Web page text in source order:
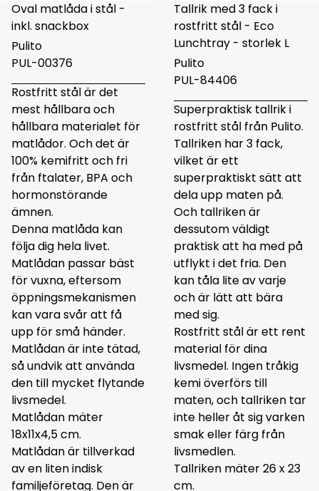
Oval matlåda i stål -
inkl. snackbox
Pulito
PUL-00376
Rostfritt stål är det
mest hållbara och
hållbara materialet för
matlådor. Och det är
100% kemifritt och fri
från ftalater, BPA och
hormonstörande
ämnen.
Denna matlåda kan
följa dig hela livet.
Matlådan passar bäst
för vuxna, eftersom
öppningsmekanismen
kan vara svår att få
upp för små händer.
Matlådan är inte tätad,
så undvik att använda
den till mycket flytande
livsmedel.
Matlådan mäter
18x11x4,5 cm.
Matlådan är tillverkad
av en liten indisk
familjeföretag. Den är
Tallrik med 3 fack i
rostfritt stål - Eco
Lunchtray - storlek L
Pulito
PUL-84406
Superpraktisk tallrik i
rostfritt stål från Pulito.
Tallriken har 3 fack,
vilket är ett
superpraktiskt sätt att
dela upp maten på.
Och tallriken är
dessutom väldigt
praktisk att ha med på
utflykt i det fria. Den
kan tåla lite av varje
och är lätt att bära
med sig.
Rostfritt stål är ett rent
material för dina
livsmedel. Ingen tråkig
kemi överförs till
maten, och tallriken tar
inte heller åt sig varken
smak eller färg från
livsmedlen.
Tallriken mäter 26 x 23
cm.